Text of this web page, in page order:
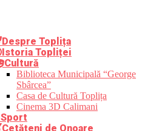
Despre Toplița
Istoria Topliței
Cultură
Biblioteca Municipală “George
Sbârcea”
Casa de Cultură Toplița
Cinema 3D Calimani
Sport
Cetățeni de Onoare